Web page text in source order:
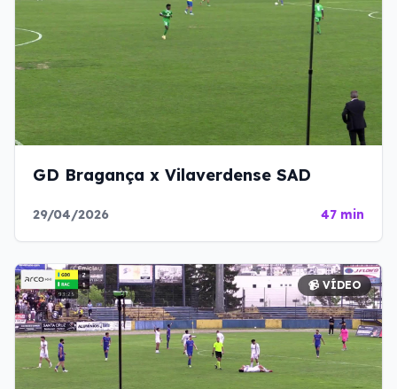
GD Bragança x Vilaverdense SAD
29/04/2026 47 min
📹 VÍDEO